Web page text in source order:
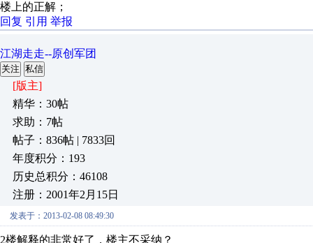
楼上的正解；
回复 引用 举报
江湖走走--原创军团
关注 私信
[版主]
精华：30帖
求助：7帖
帖子：836帖 | 7833回
年度积分：193
历史总积分：46108
注册：2001年2月15日
发表于：2013-02-08 08:49:30
2楼解释的非常好了，楼主不采纳？